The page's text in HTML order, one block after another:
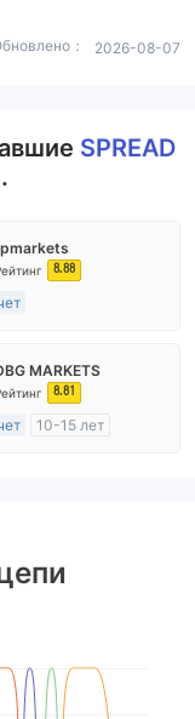
： 2026-08-07
SPREAD
8.88
Мейкинг (MM)
MARKETS
8.81
10-15 лет